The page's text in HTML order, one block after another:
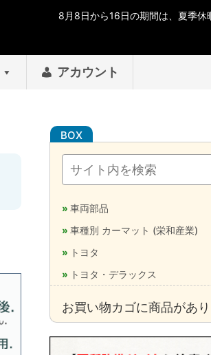
アカウント
車両部品
車種別 カーマット (栄和産業)
トヨタ
トヨタ・デラックス
お買い物カゴに商品があり